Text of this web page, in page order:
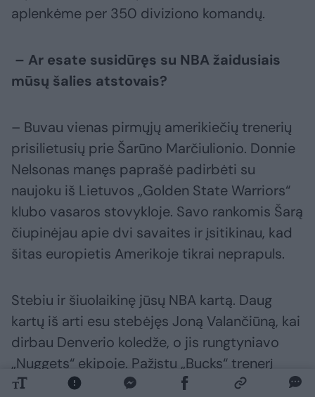
aplenkėme per 350 diviziono komandų.
– Ar esate susidūręs su NBA žaidusiais
mūsų šalies atstovais?
– Buvau vienas pirmųjų amerikiečių trenerių
prisilietusių prie Šarūno Marčiulionio. Donnie
Nelsonas manęs paprašė padirbėti su
naujoku iš Lietuvos „Golden State Warriors“
klubo vasaros stovykloje. Savo rankomis Šarą
čiupinėjau apie dvi savaites ir įsitikinau, kad
šitas europietis Amerikoje tikrai neprapuls.
Stebiu ir šiuolaikinę jūsų NBA kartą. Daug
kartų iš arti esu stebėjęs Joną Valančiūną, kai
dirbau Denverio koledže, o jis rungtyniavo
„Nuggets“ ekipoje. Pažįstu „Bucks“ trenerį
Taylorą Jenkinsą, todėl domėjausi Kasparo